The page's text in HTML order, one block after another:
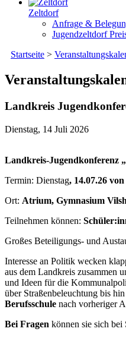
Zeltdorf
Anfrage &
Jugendzeltdorf
Startseite >
Landkreis
Dienstag, 14 Juli 2026
Landkreis-Jugendkonferenz
Termin: Dienstag, 14.07.26
Ort: Atrium, Gymnasium
Teilnehmen können:
Großes Beteiligungs- und
Interesse an Politik wecken
aus dem Landkreis zusammen
und Ideen für die
über Straßenbeleuchtung bis
Berufsschule nach vorheriger
Bei Fragen können sie sich bei